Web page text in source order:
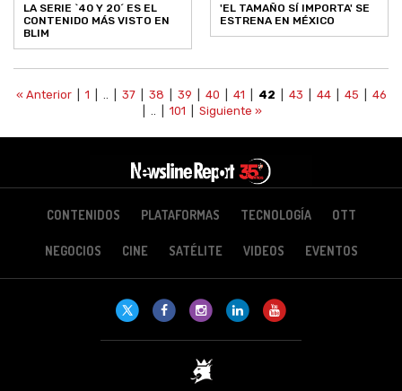
LA SERIE `40 Y 20´ ES EL
CONTENIDO MÁS VISTO EN
BLIM
'EL TAMAÑO SÍ IMPORTA' SE
ESTRENA EN MÉXICO
« Anterior| 1 37| 38 39 40 41 42 43 44| 45
46
101 Siguiente »
CONTENIDOS PLATAFORMAS TECNOLOGÍA OTT
NEGOCIOS CINE SATÉLITE VIDEOS EVENTOS